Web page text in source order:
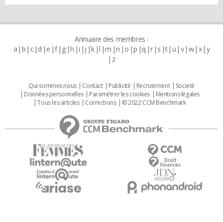
Annuaire des membres :
a b c d e f g h i j k l m n o p q r s t u v w x y
z
Qui sommes nous Contact Publicité Recrutement
Societé
Données personnelles
Paramétrer les cookies
Mentions légales
Tous les articles
Corrections © 2022 CCM Benchmark